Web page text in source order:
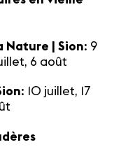
Nature | Sion: 9
6 août
: 10 juillet, 17